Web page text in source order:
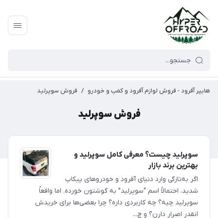
هایپر آفرود - فروش لوازم آفرود و کمپ و خودرو / فروش سوپرلید
فروش سوپرلید
سوپرلید چیست؟ معرفی کامل سوپرلید و
بهترین برند بازار
اگر به‌تازگی وارد دنیای آفرود و خودروهای پیکاپ
شدید، احتمالاً اسم “سوپرلید” به گوشتون خورده. اما واقعاً
سوپرلید چیه؟ چه کاربردی داره؟ چرا بعضی‌ها برای خریدش
انقدر اصرار دارن؟ و چ...